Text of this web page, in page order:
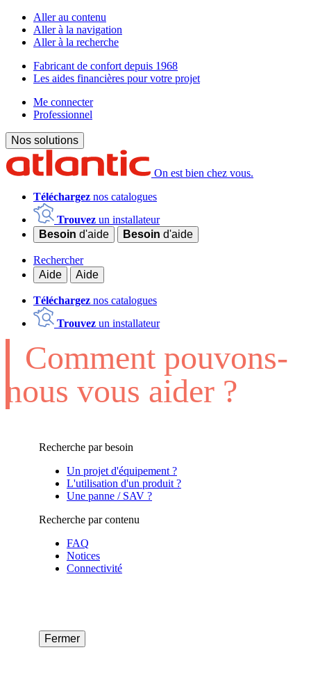
Aller au contenu
Aller à la navigation
Aller à la recherche
Fabricant de confort depuis 1968
Les aides financières pour votre projet
Me connecter
Professionnel
Nos solutions
On est bien chez vous.
Téléchargez nos catalogues
Trouvez un installateur
Besoin d'aide Besoin d'aide
Rechercher
Aide
Aide
Téléchargez nos catalogues
Trouvez un installateur
Comment pouvons-
nous vous aider ?
Recherche par besoin
Un projet d'équipement ?
L'utilisation d'un produit ?
Une panne / SAV ?
Recherche par contenu
FAQ
Notices
Connectivité
Fermer